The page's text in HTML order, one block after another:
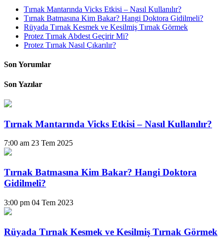
Tırnak Mantarında Vicks Etkisi – Nasıl Kullanılır?
Tırnak Batmasına Kim Bakar? Hangi Doktora Gidilmeli?
Rüyada Tırnak Kesmek ve Kesilmiş Tırnak Görmek
Protez Tırnak Abdest Geçirir Mi?
Protez Tırnak Nasıl Çıkarılır?
Son Yorumlar
Son Yazılar
Tırnak Mantarında Vicks Etkisi – Nasıl Kullanılır?
7:00 am 23 Tem 2025
Tırnak Batmasına Kim Bakar? Hangi Doktora
Gidilmeli?
3:00 pm 04 Tem 2023
Rüyada Tırnak Kesmek ve Kesilmiş Tırnak Görmek